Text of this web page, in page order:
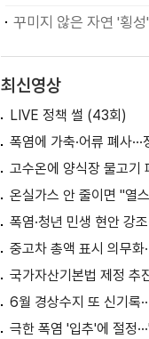
꾸미지 않은 자연 '횡성'
최신영상
LIVE 정책 썰 (43회)